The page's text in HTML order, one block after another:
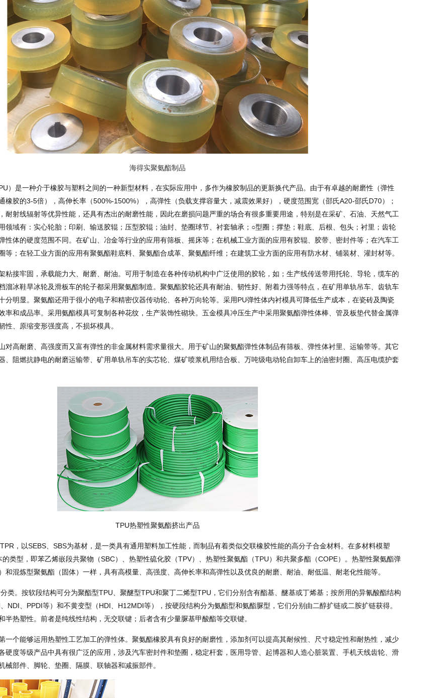
海得实聚氨酯制品
）是一种介于橡胶与塑料之间的一种新型材料，在实际应用中，多作为橡胶制品的更新换代产品。由于有卓越的耐磨性（弹性
橡胶的3-5倍），高伸长率（500%-1500%），高弹性（负载支撑容量大，减震效果好），硬度范围宽（邵氏A20-邵氏D70）；
耐射线辐射等优异性能，还具有杰出的耐磨性能，因此在磨损问题严重的场合有很多重要用途，特别是在采矿、石油、天然气工
领域有：实心轮胎；印刷、输送胶辊；压型胶辊；油封、垫圈球节、衬套轴承；○型圈；撑垫；鞋底、后根、包头；衬里；齿轮
性体的硬度范围不同。在矿山、冶金等行业的应用有筛板、摇床等；在机械工业方面的应用有胶辊、胶带、密封件等；在汽车工
等；在轻工业方面的应用有聚氨酯鞋底料、聚氨酯合成革、聚氨酯纤维；在建筑工业方面的应用有防水材、铺装材、灌封材等。
粘接牢固，承载能力大、耐磨、耐油。可用于制造在各种传动机构中广泛使用的胶轮，如；生产线传送带用托轮、导轮，缆车的
溜冰鞋旱冰轮及滑板车的轮子都采用聚氨酯制造。聚氨酯胶轮还具有耐油、韧性好、附着力强等特点，在矿用单轨吊车、齿轨车
分明显。聚氨酯还用于很小的电子和精密仪器传动轮、各种万向轮等。采用PU弹性体内衬模具可降低生产成本，在瓷砖及陶瓷
率和成品率。采用氨酯模具可复制各种花纹，生产装饰性砌块。五金模具冲压生产中采用聚氨酯弹性体棒、管及板垫代替金属弹
性、原缩变形强度高，不损坏模具。
对高耐磨、高强度而又富有弹性的非金属材料需求量很大。用于矿山的聚氨酯弹性体制品有筛板、弹性体衬里、运输带等。其它
、阻燃抗静电的耐磨运输带、矿用单轨吊车的实芯轮、煤矿喷浆机用结合板、万吨级电动轮自卸车上的油密封圈、高压电缆护套
TPU热塑性聚氨酯挤出产品
，以SEBS、SBS为基材，是一类具有通用塑料加工性能，而制品有着类似交联橡胶性能的高分子合金材料。在多材料模塑
类型，即苯乙烯嵌段共聚物（SBC）、热塑性硫化胶（TPV）、热塑性聚氨酯（TPU）和共聚多酯（COPE）。热塑性聚氨酯弹
和混炼型聚氨酯（固体）一样，具有高模量、高强度、高伸长率和高弹性以及优良的耐磨、耐油、耐低温、耐老化性能等。
类。按软段结构可分为聚酯型TPU、聚醚型TPU和聚丁二烯型TPU，它们分别含有酯基、醚基或丁烯基；按所用的异氰酸酯结构
NDI、PPDI等）和不黄变型（HDI、H12MDI等），按硬段结构分为氨酯型和氨酯脲型，它们分别由二醇扩链或二胺扩链获得。
半热塑性。前者是纯线性结构，无交联键；后者含有少量脲基甲酸酯等交联键。
一个能够运用热塑性工艺加工的弹性体。聚氨酯橡胶具有良好的耐磨性，添加剂可以提高其耐候性、尺寸稳定性和耐热性，减少
硬度等级产品中具有很广泛的应用，涉及汽车密封件和垫圈，稳定杆套，医用导管、起博器和人造心脏装置、手机天线齿轮、滑
械部件、脚轮、垫圈、隔膜、联轴器和减振部件。